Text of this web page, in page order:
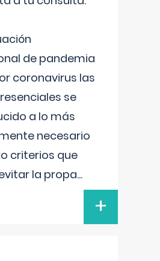
de pandemia
coronavirus las
se
a lo más
necesario
criterios que
la propa...
+